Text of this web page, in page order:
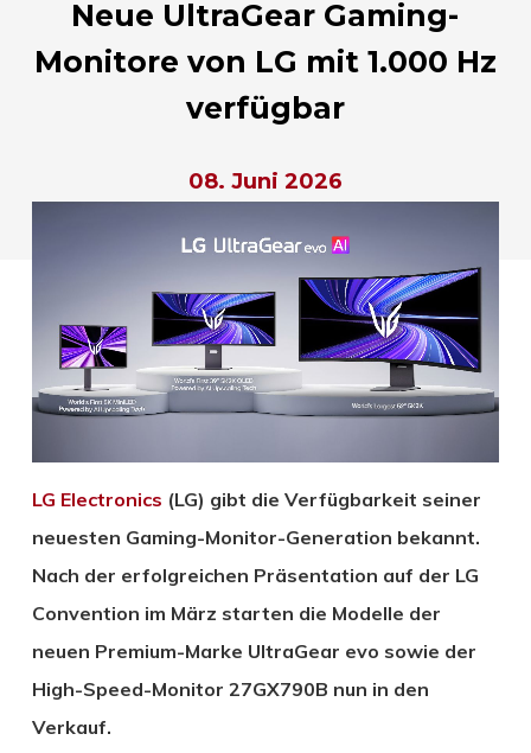
Neue UltraGear Gaming-
Monitore von LG mit 1.000 Hz
verfügbar
08. Juni 2026
LG Electronics (LG) gibt die Verfügbarkeit seiner
neuesten Gaming-Monitor-Generation bekannt.
Nach der erfolgreichen Präsentation auf der LG
Convention im März starten die Modelle der
neuen Premium-Marke UltraGear evo sowie der
High-Speed-Monitor 27GX790B nun in den
Verkauf.